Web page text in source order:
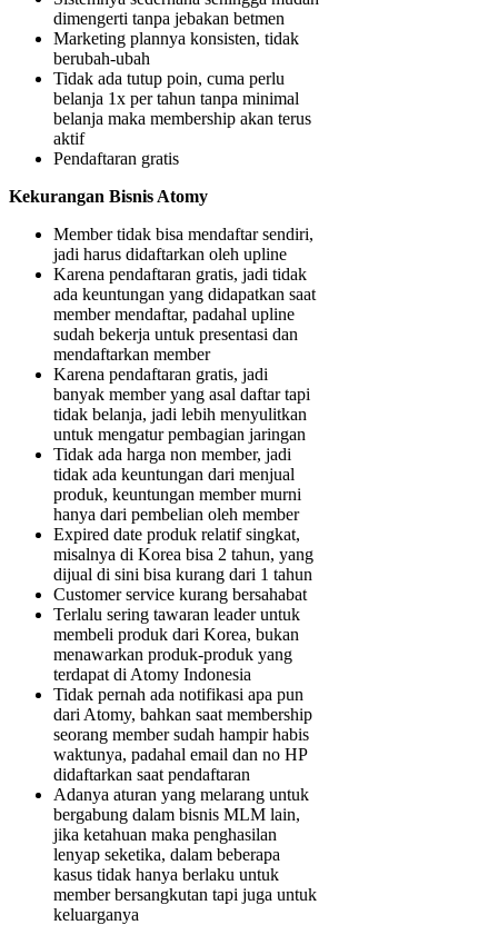
dimengerti tanpa jebakan betmen
Marketing plannya konsisten, tidak
berubah-ubah
Tidak ada tutup poin, cuma perlu
belanja 1x per tahun tanpa minimal
belanja maka membership akan terus
aktif
Pendaftaran gratis
Kekurangan Bisnis Atomy
Member tidak bisa mendaftar sendiri,
jadi harus didaftarkan oleh upline
Karena pendaftaran gratis, jadi tidak
ada keuntungan yang didapatkan saat
member mendaftar, padahal upline
sudah bekerja untuk presentasi dan
mendaftarkan member
Karena pendaftaran gratis, jadi
banyak member yang asal daftar tapi
tidak belanja, jadi lebih menyulitkan
untuk mengatur pembagian jaringan
Tidak ada harga non member, jadi
tidak ada keuntungan dari menjual
produk, keuntungan member murni
hanya dari pembelian oleh member
Expired date produk relatif singkat,
misalnya di Korea bisa 2 tahun, yang
dijual di sini bisa kurang dari 1 tahun
Customer service kurang bersahabat
Terlalu sering tawaran leader untuk
membeli produk dari Korea, bukan
menawarkan produk-produk yang
terdapat di Atomy Indonesia
Tidak pernah ada notifikasi apa pun
dari Atomy, bahkan saat membership
seorang member sudah hampir habis
waktunya, padahal email dan no HP
didaftarkan saat pendaftaran
Adanya aturan yang melarang untuk
bergabung dalam bisnis MLM lain,
jika ketahuan maka penghasilan
lenyap seketika, dalam beberapa
kasus tidak hanya berlaku untuk
member bersangkutan tapi juga untuk
keluarganya